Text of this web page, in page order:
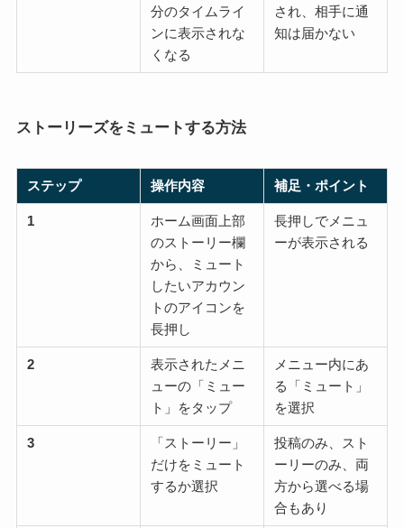
分のタイムライ
ンに表示されな
くなる
され、相手に通
知は届かない
ストーリーズをミュートする方法
ステップ 操作内容 補足・ポイント
1
ホーム画面上部
のストーリー欄
から、ミュート
したいアカウン
トのアイコンを
長押し
長押しでメニュ
ーが表示される
2
表示されたメニ
ューの「ミュー
ト」をタップ
メニュー内にあ
る「ミュート」
を選択
3
「ストーリー」
だけをミュート
するか選択
投稿のみ、スト
ーリーのみ、両
方から選べる場
合もあり